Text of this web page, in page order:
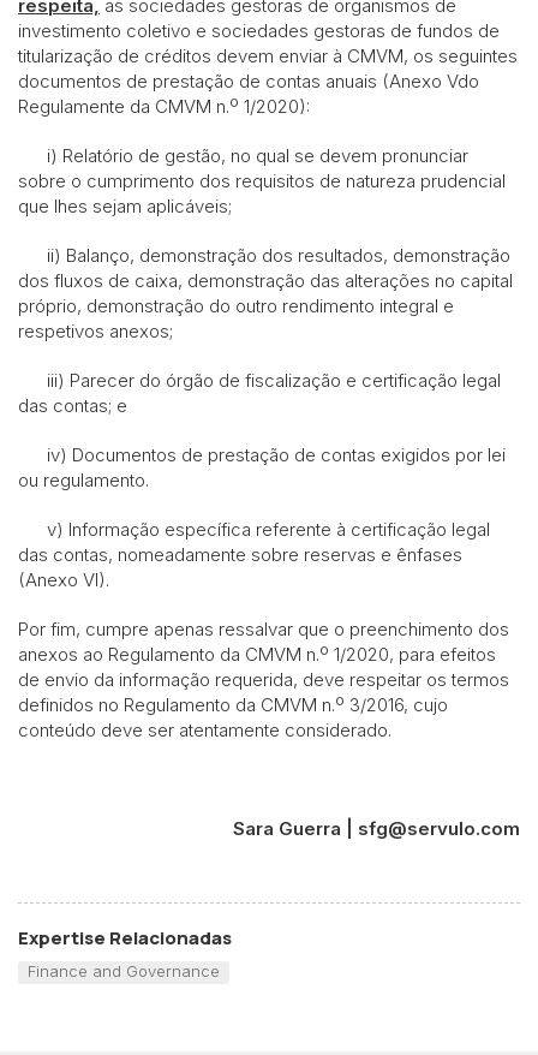
respeita, as sociedades gestoras de organismos de
investimento coletivo e sociedades gestoras de fundos de
titularização de créditos devem enviar à CMVM, os seguintes
documentos de prestação de contas anuais (Anexo Vdo
Regulamente da CMVM n.º 1/2020):
i) Relatório de gestão, no qual se devem pronunciar
sobre o cumprimento dos requisitos de natureza prudencial
que lhes sejam aplicáveis;
ii) Balanço, demonstração dos resultados, demonstração
dos fluxos de caixa, demonstração das alterações no capital
próprio, demonstração do outro rendimento integral e
respetivos anexos;
iii) Parecer do órgão de fiscalização e certificação legal
das contas; e
iv) Documentos de prestação de contas exigidos por lei
ou regulamento.
v) Informação específica referente à certificação legal
das contas, nomeadamente sobre reservas e ênfases
(Anexo VI).
Por fim, cumpre apenas ressalvar que o preenchimento dos
anexos ao Regulamento da CMVM n.º 1/2020, para efeitos
de envio da informação requerida, deve respeitar os termos
definidos no Regulamento da CMVM n.º 3/2016, cujo
conteúdo deve ser atentamente considerado.
Sara Guerra | sfg@servulo.com
Expertise Relacionadas
Finance and Governance